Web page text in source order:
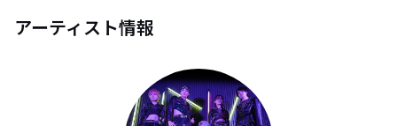
アーティスト情報